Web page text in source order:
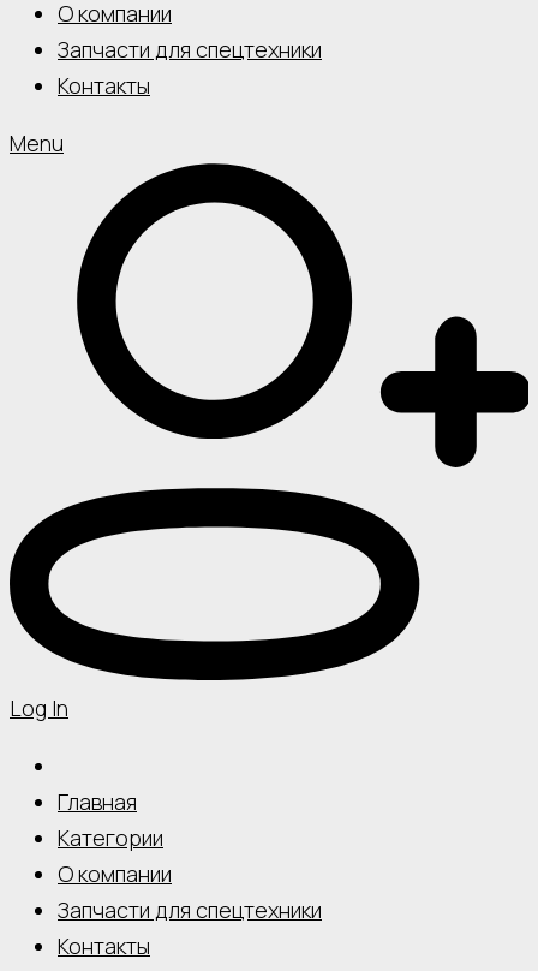
О компании
Запчасти для спецтехники
Контакты
Menu
Log In
Главная
Категории
О компании
Запчасти для спецтехники
Контакты